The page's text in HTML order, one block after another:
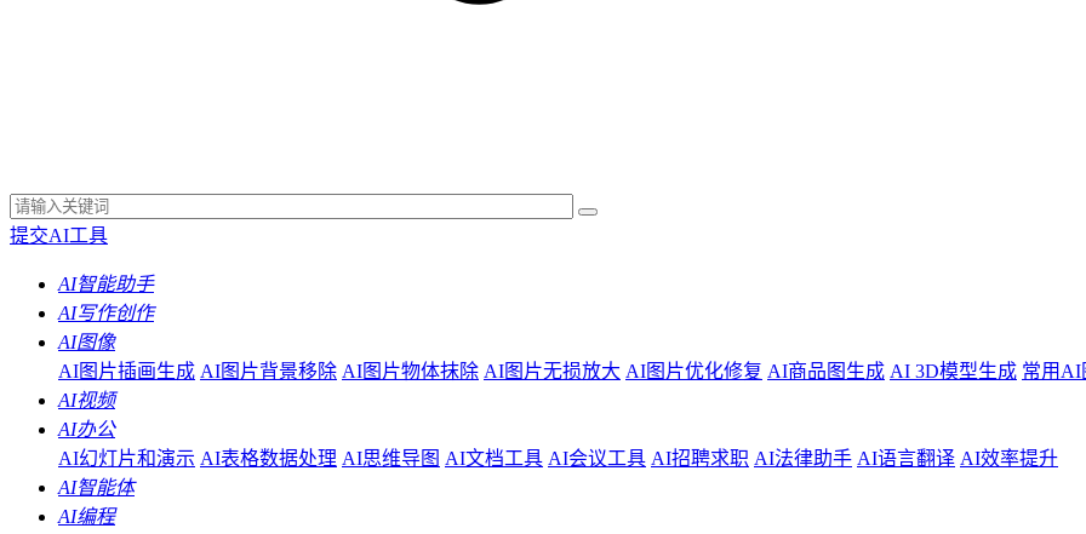
提交AI工具
AI智能助手
AI写作创作
AI图像
AI图片插画生成 AI图片背景移除 AI图片物体抹除 AI图片无损放大 AI图片优化修复 AI商品图生成 AI 3D模型生成 常用AI
AI视频
AI办公
AI幻灯片和演示 AI表格数据处理 AI思维导图 AI文档工具 AI会议工具 AI招聘求职 AI法律助手 AI语言翻译 AI效率提升
AI智能体
AI编程